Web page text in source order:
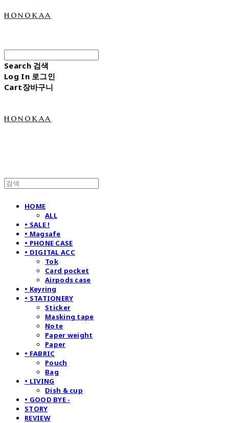
honokaa
Search 검색
Log In 로그인
Cart장바구니
honokaa
HOME
ALL
• SALE !
• Magsafe
• PHONE CASE
• DIGITAL ACC
Tok
Card pocket
Airpods case
• Keyring
• STATIONERY
Sticker
Masking tape
Note
Paper weight
Paper
• FABRIC
Pouch
Bag
• LIVING
Dish & cup
• GOOD BYE -
STORY
REVIEW